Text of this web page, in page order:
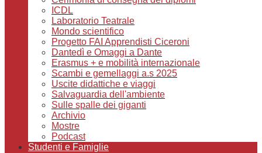
ICDL
Laboratorio Teatrale
Mondo scientifico
Progetto FAI Apprendisti Ciceroni
Dantedì e Omaggi a Dante
Erasmus + e mobilità internazionale
Scambi e gemellaggi a.s 2025
Uscite didattiche e viaggi
Salvaguardia dell'ambiente
Sulle spalle dei giganti
Archivio
Mostre
Podcast
Studenti e Famiglie